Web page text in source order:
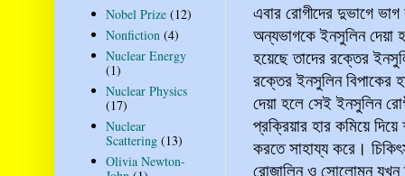
এবার রোগীদের দুভাগে
অন্যভাগকে ইনসুলিন দেয়া
হয়েছে তাদের রক্তের
রক্তের ইনসুলিন বিপাকের
দেয়া হলে সেই ইনসুলিন
প্রক্রিয়ার হার কমিয়ে
করতে সাহায্য করে।
রোজালিন ও সোলোমন যখন
Nobel Prize (12)
Nonfiction (4)
Nuclear Energy
(1)
Nuclear Physics
(17)
Nuclear
Scattering (13)
Olivia Newton-